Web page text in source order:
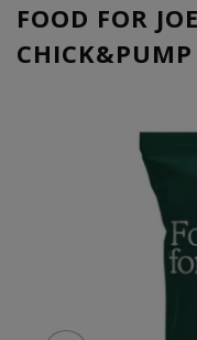
FOOD FOR